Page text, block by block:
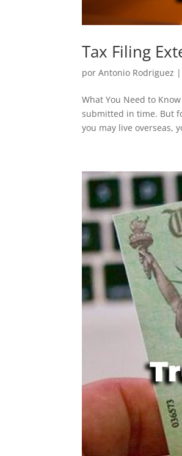
Tax Filing
porAntonio Rodriguez
What You Need to
submitted in time. But
you may live overseas,